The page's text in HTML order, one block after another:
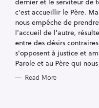
c'est accueillir le Père.
nous empêche de
l'accueil de l'autre,
entre des désirs
s'opposent à justice et
Parole et au Père qui
Read More